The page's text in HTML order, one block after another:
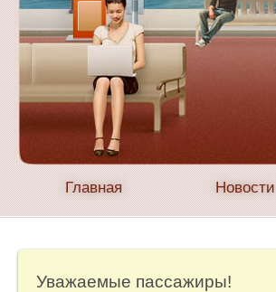
Главная Новости
Уважаемые пассажиры!